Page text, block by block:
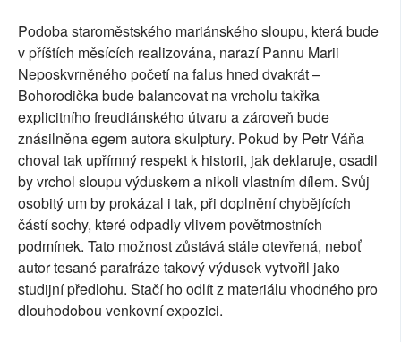
Podoba staroměstského mariánského sloupu, která bude
v příštích měsících realizována, narazí Pannu Marii
Neposkvrněného početí na falus hned dvakrát –
Bohorodička bude balancovat na vrcholu takřka
explicitního freudiánského útvaru a zároveň bude
znásilněna egem autora skulptury. Pokud by Petr Váňa
choval tak upřímný respekt k historii, jak deklaruje, osadil
by vrchol sloupu výduskem a nikoli vlastním dílem. Svůj
osobitý um by prokázal i tak, při doplnění chybějících
částí sochy, které odpadly vlivem povětrnostních
podmínek. Tato možnost zůstává stále otevřená, neboť
autor tesané parafráze takový výdusek vytvořil jako
studijní předlohu. Stačí ho odlít z materiálu vhodného pro
dlouhodobou venkovní expozici.